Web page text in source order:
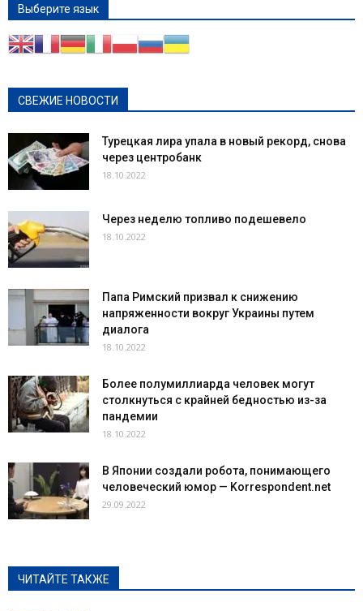
Выберите язык
СВЕЖИЕ НОВОСТИ
Турецкая лира упала в новый рекорд, снова
через центробанк
18.10.2022
Через неделю топливо подешевело
18.10.2022
Папа Римский призвал к снижению
напряженности вокруг Украины путем
диалога
18.10.2022
Более полумиллиарда человек могут
столкнуться с крайней бедностью из-за
пандемии
18.10.2022
В Японии создали робота, понимающего
человеческий юмор — Korrespondent.net
29.09.2022
ЧИТАЙТЕ ТАКЖЕ